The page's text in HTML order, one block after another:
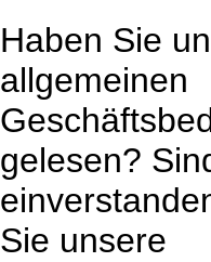
Haben Sie
allgemeinen
gelesen?
Sie unsere